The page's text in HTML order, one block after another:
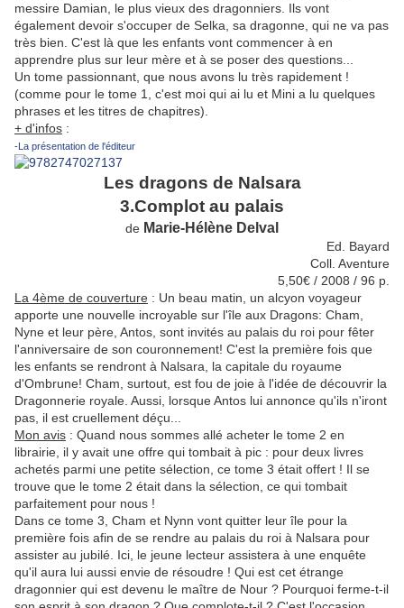
messire Damian, le plus vieux des dragonniers. Ils vont
également devoir s'occuper de Selka, sa dragonne, qui ne va pas
très bien. C'est là que les enfants vont commencer à en
apprendre plus sur leur mère et à se poser des questions...
Un tome passionnant, que nous avons lu très rapidement !
(comme pour le tome 1, c'est moi qui ai lu et Mini a lu quelques
phrases et les titres de chapitres).
+ d'infos :
-La présentation de l'éditeur
Les dragons de Nalsara
3.Complot au palais
de Marie-Hélène Delval
Ed. Bayard
Coll. Aventure
5,50€ / 2008 / 96 p.
La 4ème de couverture : Un beau matin, un alcyon voyageur
apporte une nouvelle incroyable sur l'île aux Dragons: Cham,
Nyne et leur père, Antos, sont invités au palais du roi pour fêter
l'anniversaire de son couronnement! C'est la première fois que
les enfants se rendront à Nalsara, la capitale du royaume
d'Ombrune! Cham, surtout, est fou de joie à l'idée de découvrir la
Dragonnerie royale. Aussi, lorsque Antos lui annonce qu'ils n'iront
pas, il est cruellement déçu...
Mon avis : Quand nous sommes allé acheter le tome 2 en
librairie, il y avait une offre qui tombait à pic : pour deux livres
achetés parmi une petite sélection, ce tome 3 était offert ! Il se
trouve que le tome 2 était dans la sélection, ce qui tombait
parfaitement pour nous !
Dans ce tome 3, Cham et Nynn vont quitter leur île pour la
première fois afin de se rendre au palais du roi à Nalsara pour
assister au jubilé. Ici, le jeune lecteur assistera à une enquête
qu'il aura lui aussi envie de résoudre ! Qui est cet étrange
dragonnier qui est devenu le maître de Nour ? Pourquoi ferme-t-il